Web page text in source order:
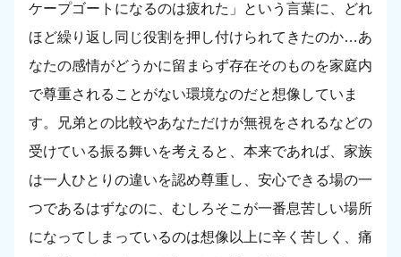
ケープゴートになるのは疲れた」という言葉に、どれ
ほど繰り返し同じ役割を押し付けられてきたのか…あ
なたの感情がどうかに留まらず存在そのものを家庭内
で尊重されることがない環境なのだと想像していま
す。兄弟との比較やあなただけが無視をされるなどの
受けている振る舞いを考えると、本来であれば、家族
は一人ひとりの違いを認め尊重し、安心できる場の一
つであるはずなのに、むしろそこが一番息苦しい場所
になってしまっているのは想像以上に辛く苦しく、痛